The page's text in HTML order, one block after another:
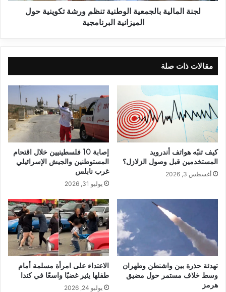
لجنة المالية بالجمعية الوطنية تنظم ورشة تكوينية حول
الميزانية البرنامجية
مقالات ذات صلة
كيف تنبّه هواتف أندرويد
المستخدمين قبل وصول الزلازل؟
أغسطس 3, 2026
إصابة 10 فلسطينيين خلال اقتحام
المستوطنين والجيش الإسرائيلي
غرب نابلس
يوليو 31, 2026
تهدئة حذرة بين واشنطن وطهران
وسط خلاف مستمر حول مضيق
هرمز
الاعتداء على امرأة مسلمة أمام
طفلها يثير غضبًا واسعًا في كندا
يوليو 24, 2026